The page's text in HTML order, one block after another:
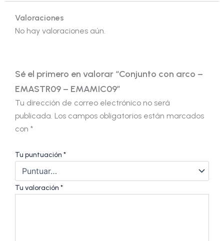
Valoraciones
No hay valoraciones aún.
Sé el primero en valorar “Conjunto con arco –
EMASTR09 – EMAMIC09”
Tu dirección de correo electrónico no será
publicada. Los campos obligatorios están marcados
con *
Tu puntuación *
Tu valoración *